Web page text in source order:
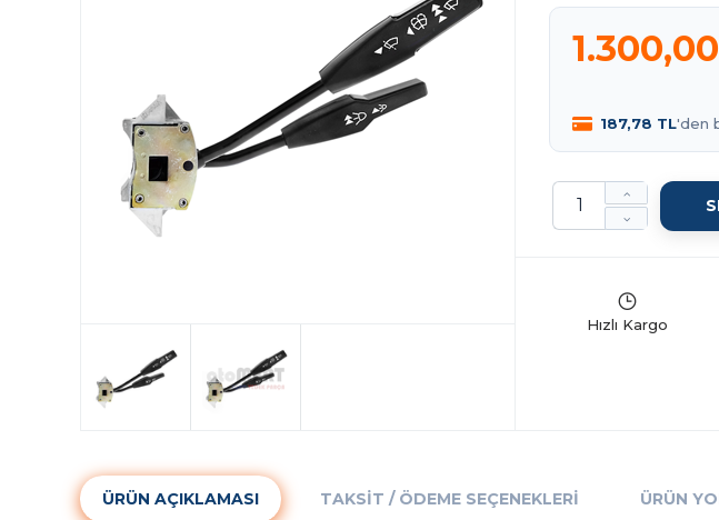
187,78 TL'den
ÜRÜN AÇIKLAMASI TAKSIT / ÖDEME SEÇENEKLERI ÜRÜN